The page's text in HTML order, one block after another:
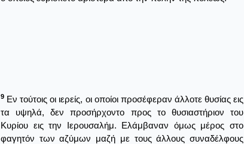
9 Εν τούτοις οι ιερείς, οι οποίοι προσέφεραν άλλοτε θυσίας εις
τα υψηλά, δεν προσήρχοντο προς το θυσιαστήριον του
Κυρίου εις την Ιερουσαλήμ. Ελάμβαναν όμως μέρος στο
φαγητόν των αζύμων μαζή με τους άλλους συναδέλφους